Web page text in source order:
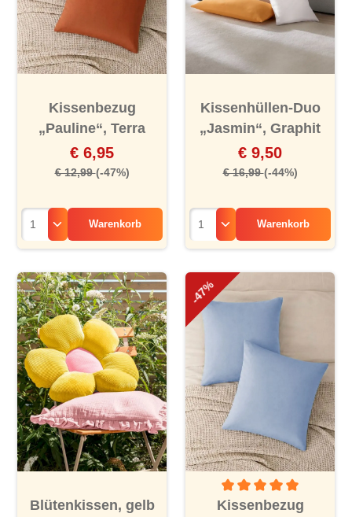
Kissenbezug
„Pauline“, Terra
€ 6,95
€ 12,99(-47%)
Warenkorb
Kissenhüllen-Duo
„Jasmin“, Graphit
€ 9,50
€ 16,99(-44%)
Warenkorb
Blütenkissen, gelb
-47%
Durchschnittliche
Kissenbezug